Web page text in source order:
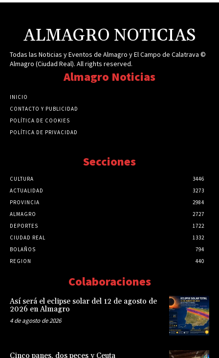
ALMAGRO NOTICIAS
Todas las Noticias y Eventos de Almagro y El Campo de Calatrava ©
Almagro (Ciudad Real). All rights reserved.
Almagro Noticias
INICIO
CONTACTO Y PUBLICIDAD
POLÍTICA DE COOKIES
POLÍTICA DE PRIVACIDAD
Secciones
CULTURA
3446
ACTUALIDAD
3273
PROVINCIA
2984
ALMAGRO
2727
DEPORTES
1722
CIUDAD REAL
1332
BOLAÑOS
794
REGION
440
Colaboraciones
Así será el eclipse solar del 12 de agosto de
2026 en Almagro
4 de agosto de 2026
Cinco panes, dos peces y Ceuta